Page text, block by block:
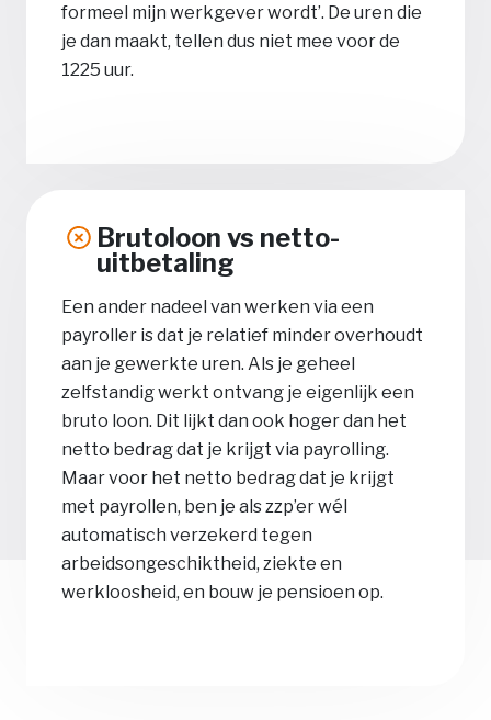
formeel mijn werkgever wordt’. De uren die
je dan maakt, tellen dus niet mee voor de
1225 uur.
Brutoloon vs netto-
uitbetaling
Een ander nadeel van werken via een
payroller is dat je relatief minder overhoudt
aan je gewerkte uren. Als je geheel
zelfstandig werkt ontvang je eigenlijk een
bruto loon. Dit lijkt dan ook hoger dan het
netto bedrag dat je krijgt via payrolling.
Maar voor het netto bedrag dat je krijgt
met payrollen, ben je als zzp’er wél
automatisch verzekerd tegen
arbeidsongeschiktheid, ziekte en
werkloosheid, en bouw je pensioen op.